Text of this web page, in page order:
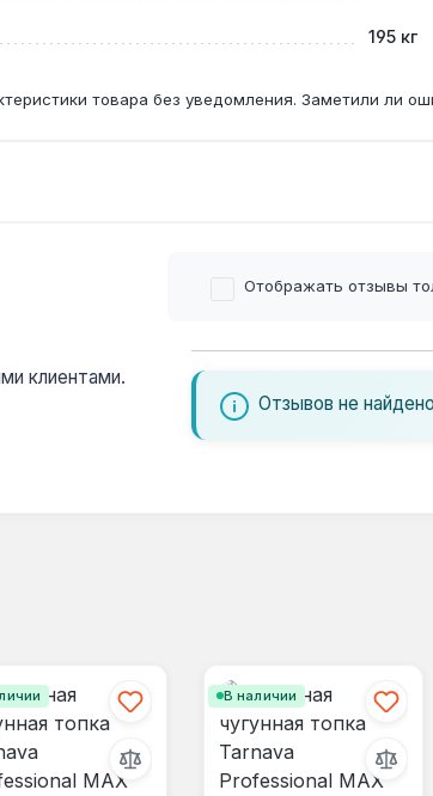
195 кг
товара без уведомления. Заметили ли
клиентами.
Отображать отзывы
Отзывов не
В наличии